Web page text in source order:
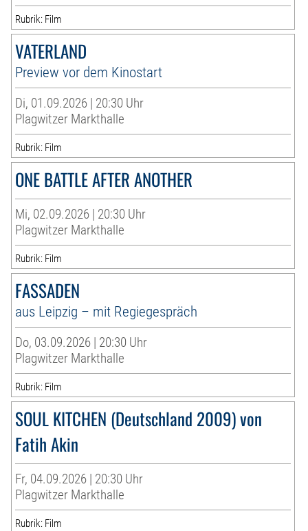
Rubrik: Film
VATERLAND
Preview vor dem Kinostart
Di, 01.09.2026 | 20:30 Uhr
Plagwitzer Markthalle
Rubrik: Film
ONE BATTLE AFTER ANOTHER
Mi, 02.09.2026 | 20:30 Uhr
Plagwitzer Markthalle
Rubrik: Film
FASSADEN
aus Leipzig – mit Regiegespräch
Do, 03.09.2026 | 20:30 Uhr
Plagwitzer Markthalle
Rubrik: Film
SOUL KITCHEN (Deutschland 2009) von
Fatih Akin
Fr, 04.09.2026 | 20:30 Uhr
Plagwitzer Markthalle
Rubrik: Film